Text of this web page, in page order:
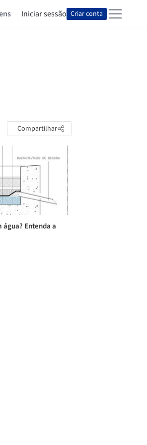
Iniciar sessão Criar conta
Compartilhar
Entenda a